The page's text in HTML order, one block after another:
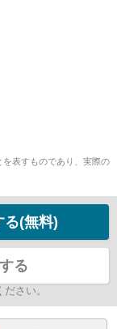
表すものであり、実際の
る(無料)
る
さい。